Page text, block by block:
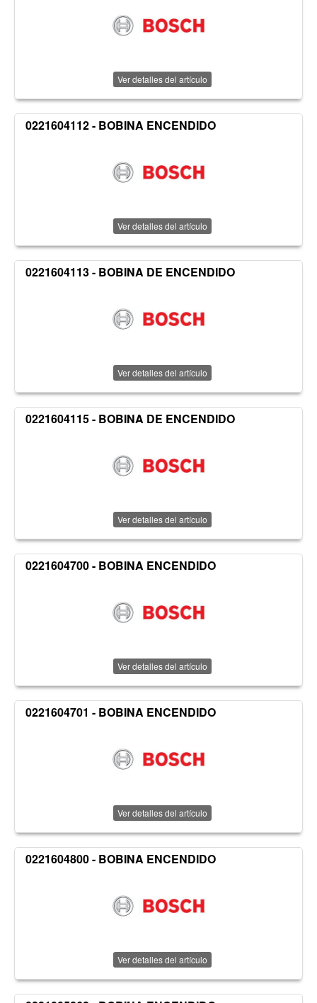
Ver detalles del artículo
0221604112 - BOBINA ENCENDIDO
Ver detalles del artículo
0221604113 - BOBINA DE ENCENDIDO
Ver detalles del artículo
0221604115 - BOBINA DE ENCENDIDO
Ver detalles del artículo
0221604700 - BOBINA ENCENDIDO
Ver detalles del artículo
0221604701 - BOBINA ENCENDIDO
Ver detalles del artículo
0221604800 - BOBINA ENCENDIDO
Ver detalles del artículo